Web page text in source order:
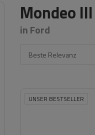
Mondeo
in Ford
Beste Relevanz
UNSER BESTSELLER